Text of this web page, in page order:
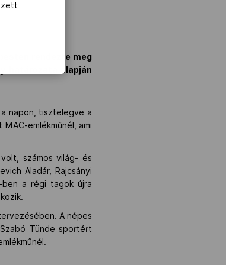
rendezte meg
határozata alapján
napon, tisztelegve a
emlékműnél, ami
számos világ- és
Aladár, Rajcsányi
ben a régi tagok újra
A népes
Tünde sportért